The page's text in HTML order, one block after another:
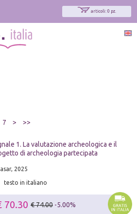
articoli: 0 pz.
7 > >>
1. La valutazione archeologica e il
di archeologia partecipata
2025
testo in italiano
70.30 € 74.00 -5.00%